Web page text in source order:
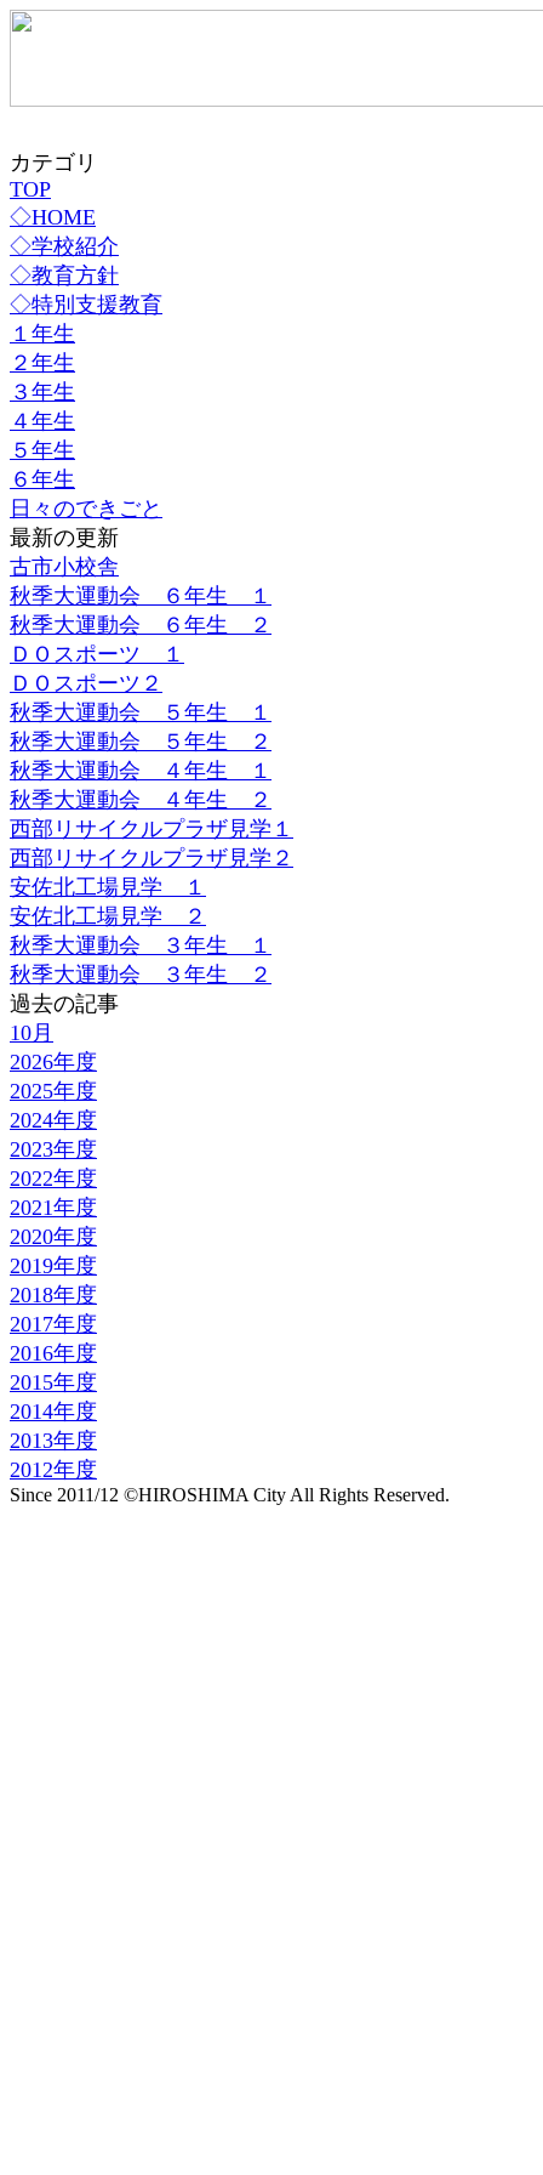
カテゴリ
TOP
◇HOME
◇学校紹介
◇教育方針
◇特別支援教育
１年生
２年生
３年生
４年生
５年生
６年生
日々のできごと
最新の更新
古市小校舎
秋季大運動会 ６年生 １
秋季大運動会 ６年生 ２
ＤＯスポーツ １
ＤＯスポーツ２
秋季大運動会 ５年生 １
秋季大運動会 ５年生 ２
秋季大運動会 ４年生 １
秋季大運動会 ４年生 ２
西部リサイクルプラザ見学１
西部リサイクルプラザ見学２
安佐北工場見学 １
安佐北工場見学 ２
秋季大運動会 ３年生 １
秋季大運動会 ３年生 ２
過去の記事
10月
2026年度
2025年度
2024年度
2023年度
2022年度
2021年度
2020年度
2019年度
2018年度
2017年度
2016年度
2015年度
2014年度
2013年度
2012年度
Since 2011/12 ©HIROSHIMA City All Rights Reserved.